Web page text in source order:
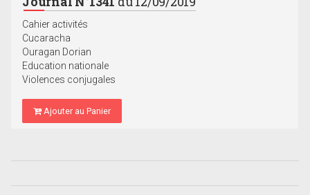
Cahier activités
Cucaracha
Ouragan Dorian
Education nationale
Violences conjugales
Ajouter au Panier